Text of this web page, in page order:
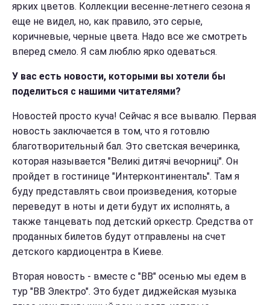
ярких цветов. Коллекции весенне-летнего сезона я
еще не видел, но, как правило, это серые,
коричневые, черные цвета. Надо все же смотреть
вперед смело. Я сам люблю ярко одеваться.
У вас есть новости, которыми вы хотели бы
поделиться с нашими читателями?
Новостей просто куча! Сейчас я все вывалю. Первая
новость заключается в том, что я готовлю
благотворительный бал. Это светская вечеринка,
которая называется "Великі дитячі вечорниці". Он
пройдет в гостинице "Интерконтиненталь". Там я
буду представлять свои произведения, которые
переведут в ноты и дети будут их исполнять, а
также танцевать под детский оркестр. Средства от
проданных билетов будут отправлены на счет
детского кардиоцентра в Киеве.
Вторая новость - вместе с "ВВ" осенью мы едем в
тур "ВВ Электро". Это будет диджейская музыка